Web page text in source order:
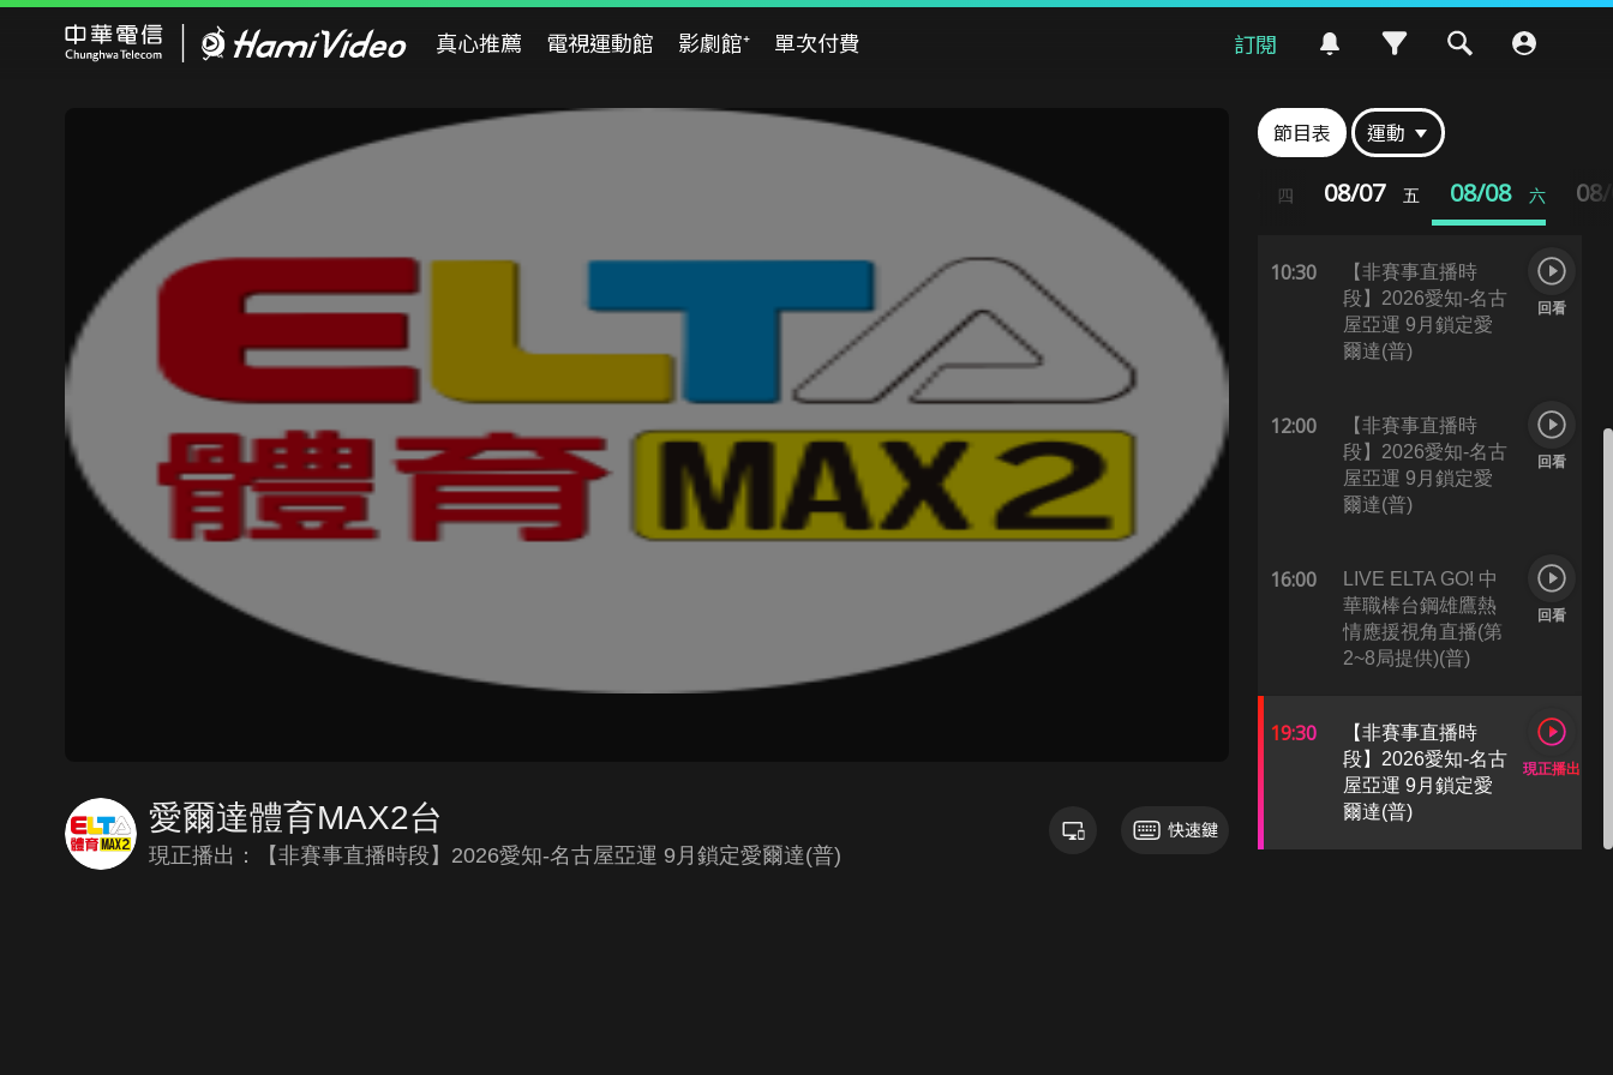
真心推薦 電視運動館 影劇館⁺ 單次付費 訂閱
愛爾達體育MAX2台
現正播出：【非賽事直播時段】2026愛知-名古屋亞運 9月鎖定愛爾達(普)
節目表 運動
08/05 四 08/07 五 08/08 六
屋亞運 9月鎖定愛
06:30
LIVE MLB 大都會
8/8(原音)(普)
10:30
【非賽事直播時
段】2026愛知-名古
屋亞運 9月鎖定愛
爾達(普)
回看
12:00
【非賽事直播時
段】2026愛知-名古
屋亞運 9月鎖定愛
爾達(普)
回看
16:00
LIVE ELTA GO! 中
華職棒台鋼雄鷹熱
情應援視角直播(第
2~8局提供)(普)
回看
19:30
【非賽事直播時
段】2026愛知-名古
屋亞運 9月鎖定愛
爾達(普)
現正播出